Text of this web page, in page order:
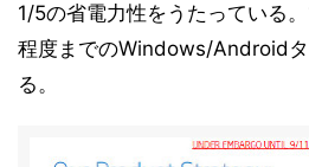
1/5の省電力性をうたっている
程度までのWindows/Android
る。